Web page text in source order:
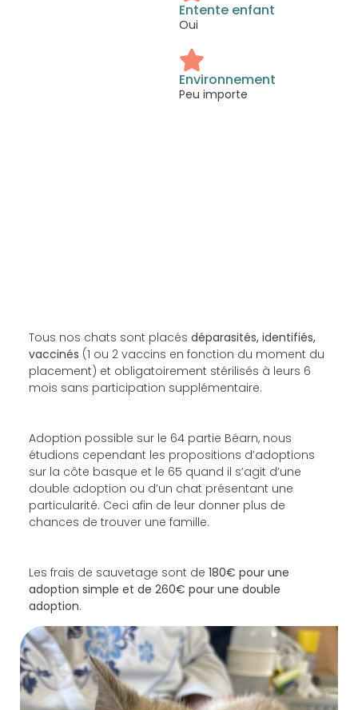
Entente enfant
Oui
Environnement
Peu importe
Tous nos chats sont placés déparasités, identifiés,
vaccinés (1 ou 2 vaccins en fonction du moment du
placement) et obligatoirement stérilisés à leurs 6
mois sans participation supplémentaire.
Adoption possible sur le 64 partie Béarn, nous
étudions cependant les propositions d’adoptions
sur la côte basque et le 65 quand il s’agit d’une
double adoption ou d’un chat présentant une
particularité. Ceci afin de leur donner plus de
chances de trouver une famille.
Les frais de sauvetage sont de 180€ pour une
adoption simple et de 260€ pour une double
adoption.